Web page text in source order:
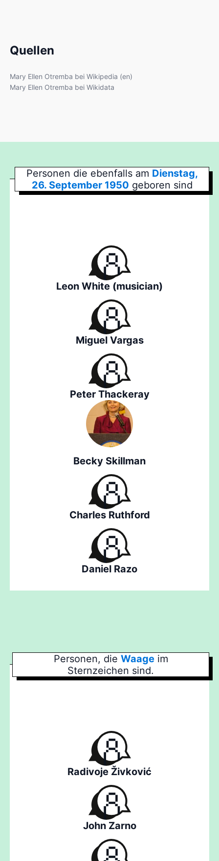
Quellen
Mary Ellen Otremba bei Wikipedia (en)
Mary Ellen Otremba bei Wikidata
Personen die ebenfalls am Dienstag,
26. September 1950 geboren sind
Leon White (musician)
Miguel Vargas
Peter Thackeray
Becky Skillman
Charles Ruthford
Daniel Razo
Personen, die Waage im
Sternzeichen sind.
Radivoje Živković
John Zarno